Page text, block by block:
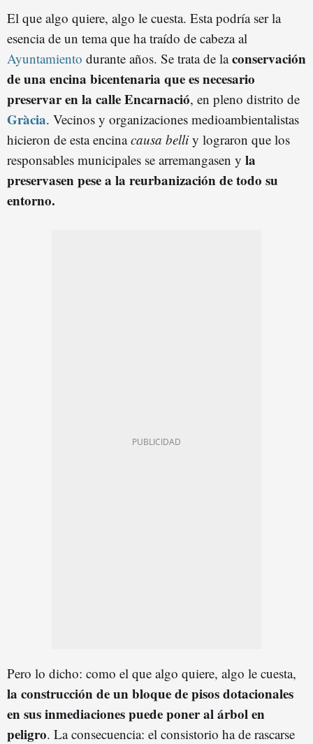
El que algo quiere, algo le cuesta. Esta podría ser la
esencia de un tema que ha traído de cabeza al
Ayuntamiento durante años. Se trata de laconservación
de una encina bicentenaria que esnecesario
preservar en la calle Encarnació, en pleno distrito de
Gràcia. Vecinos y organizaciones medioambientalistas
hicieron de esta encinacausa belli y lograron que los
responsables municipales se arremangasen y la
preservasen pese a la reurbanización detodo su
entorno.
Pero lo dicho: como el que algo quiere, algo le cuesta,
la construcción de un bloque de pisos dotacionales
en susinmediaciones puede poner al árbol en
peligro. La consecuencia: el consistorio ha de rascarse